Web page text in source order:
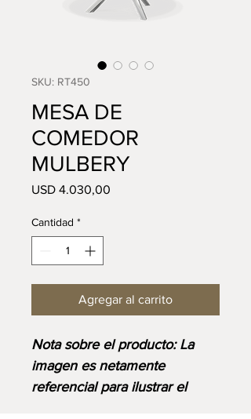
SKU: RT450
MESA DE
COMEDOR
MULBERY
USD 4.030,00
Cantidad *
Agregar al carrito
Nota sobre el producto: La
imagen es netamente
referencial para ilustrar el